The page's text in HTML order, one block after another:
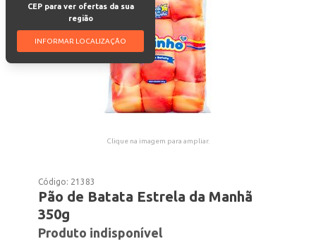
CEP para ver ofertas da sua
região
INFORMAR LOCALIZAÇÃO
Clique na imagem para ampliar.
Código: 21383
Pão de Batata Estrela da Manhã
350g
Produto indisponível